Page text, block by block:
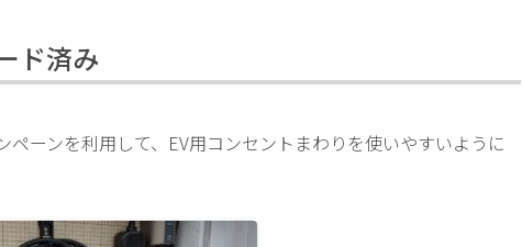
ド済み
ペーンを利用して、EV用コンセントまわりを使いやすいように